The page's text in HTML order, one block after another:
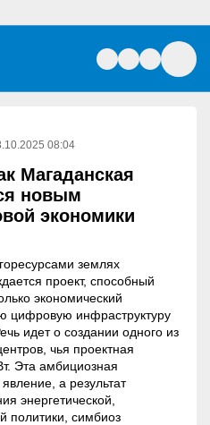
08:04
Магаданская
новым
экономики
землях
проект, способный
экономический
цифровую инфраструктуру
идет о создании одного из
чья проектная
Эта амбициозная
а результат
энергетической,
политики, симбиоз